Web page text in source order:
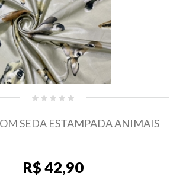
SEDA ESTAMPADA ANIMAIS
R$ 42,90